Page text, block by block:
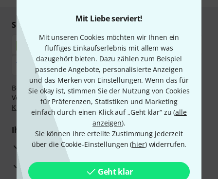
Mit Liebe serviert!
Mit unseren Cookies möchten wir Ihnen ein
fluffiges Einkaufserlebnis mit allem was
dazugehört bieten. Dazu zählen zum Beispiel
passende Angebote, personalisierte Anzeigen
und das Merken von Einstellungen. Wenn das für
Sie okay ist, stimmen Sie der Nutzung von Cookies
für Präferenzen, Statistiken und Marketing
einfach durch einen Klick auf „Geht klar“ zu (alle
anzeigen).
Sie können Ihre erteilte Zustimmung jederzeit
über die Cookie-Einstellungen (hier) widerrufen.
Geht klar
Sicher einkaufen & bezahlen
Bezahlen Sie vertraulich und sicher per Nachnahme,
Vorkasse, PayPal, Amazon Pay, Klarna Sofort bezahlen
Klarna Ratenzahlungoder Kreditkarte.
Ihre Vorteile
3 Jahre Thomann Garantie
30 Tage Money-Back-Garantie